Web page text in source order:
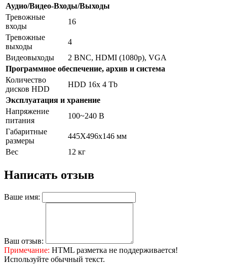
Аудио/Видео-Входы/Выходы
Тревожные
входы
16
Тревожные
выходы
4
Видеовыходы
2 BNC, HDMI (1080p), VGA
Программное обеспечение, архив и система
Количество
дисков HDD
HDD 16x 4 Tb
Эксплуатация и хранение
Напряжение
питания
100~240 В
Габаритные
размеры
445Х496х146 мм
Вес
12 кг
Написать отзыв
Ваше имя:
Ваш отзыв:
Примечание: HTML разметка не поддерживается!
Используйте обычный текст.